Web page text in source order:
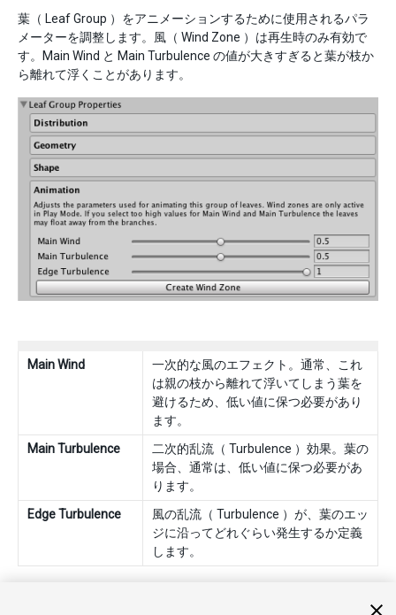
葉（ Leaf Group ）をアニメーションするために使用されるパラ
メーターを調整します。風（ Wind Zone ）は再生時のみ有効で
す。Main Wind と Main Turbulence の値が大きすぎると葉が枝か
ら離れて浮くことがあります。
Main Wind
一次的な風のエフェクト。通常、これ
は親の枝から離れて浮いてしまう葉を
避けるため、低い値に保つ必要があり
ます。
Main Turbulence
二次的乱流（ Turbulence ）効果。葉の
場合、通常は、低い値に保つ必要があ
ります。
Edge Turbulence
風の乱流（ Turbulence ）が、葉のエッ
ジに沿ってどれぐらい発生するか定義
します。